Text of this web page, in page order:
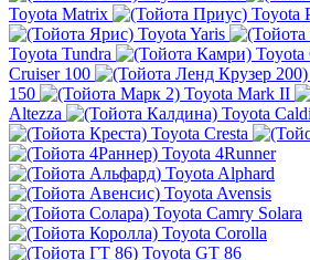
Toyota Matrix
Toyota
Toyota Yaris
Toyota Tundra
Toyota
Cruiser 100
150
Toyota Mark II
Altezza
Toyota
Toyota Cresta
Toyota 4Runner
Toyota Alphard
Toyota Avensis
Toyota Camry Solara
Toyota Corolla
Toyota GT 86